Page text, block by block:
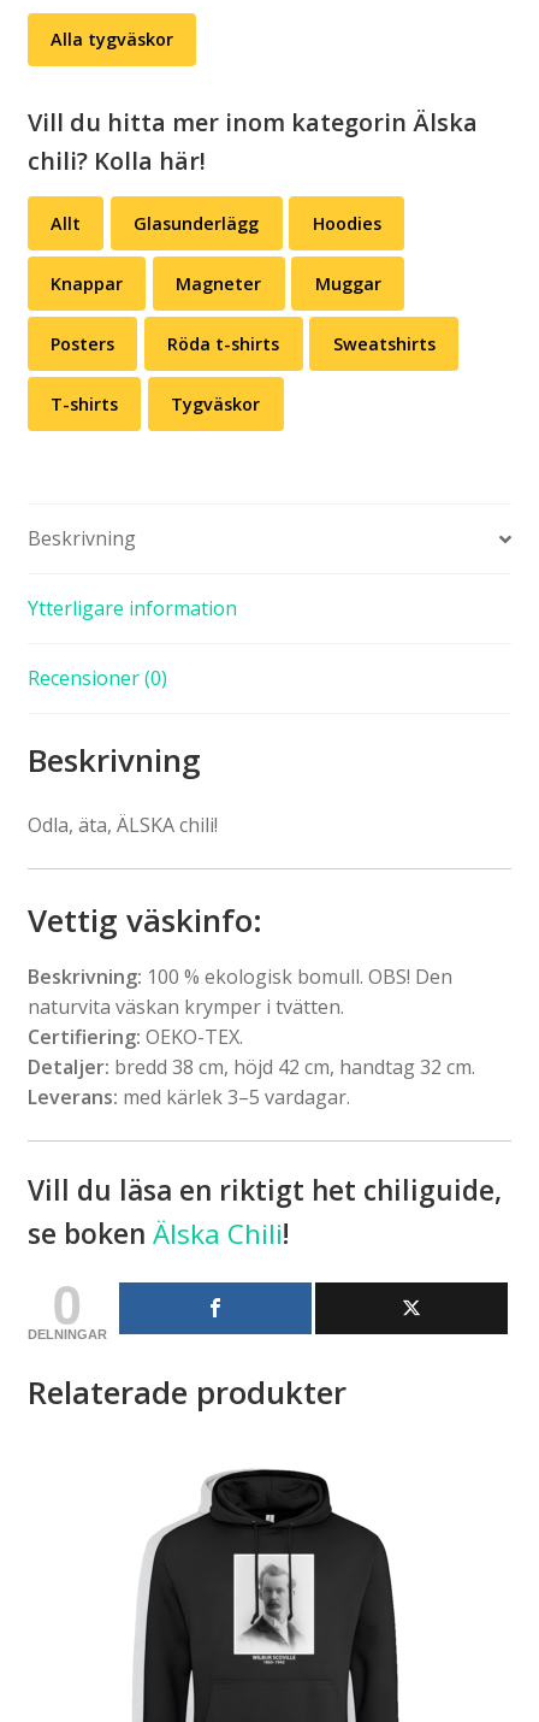
mängd
Alla tygväskor
Vill du hitta mer inom kategorin Älska
chili? Kolla här!
Allt Glasunderlägg Hoodies
Knappar Magneter Muggar
Posters Röda t-shirts Sweatshirts
T-shirts Tygväskor
Beskrivning
Ytterligare information
Recensioner (0)
Beskrivning
Odla, äta, ÄLSKA chili!
Vettig väskinfo:
Beskrivning: 100 % ekologisk bomull. OBS! Den
naturvita väskan krymper i tvätten.
Certifiering: OEKO-TEX.
Detaljer: bredd 38 cm, höjd 42 cm, handtag 32 cm.
Leverans: med kärlek 3–5 vardagar.
Vill du läsa en riktigt het chiliguide,
se boken Älska Chili!
0
DELNINGAR
Relaterade produkter